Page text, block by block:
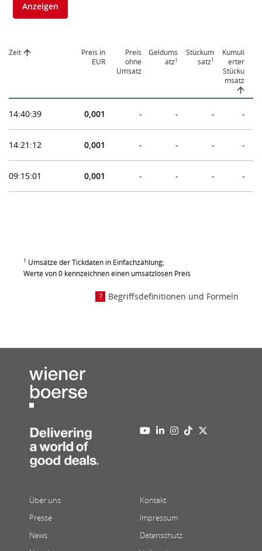
Anzeigen
Zeit
Preis in
EUR
Preis
ohne
Umsatz
Geldums
atz1
Stückum
satz1
Kumuli
erter
Stücku
msatz
14:40:39 0,001 - - - -
14:21:12 0,001 - - - -
09:15:01 0,001 - - - -
1 Umsätze der Tickdaten in Einfachzählung;
Werte von 0 kennzeichnen einen umsatzlosen Preis
Begriffsdefinitionen und Formeln
Über uns
Presse
News
Kontakt
Impressum
Datenschutz